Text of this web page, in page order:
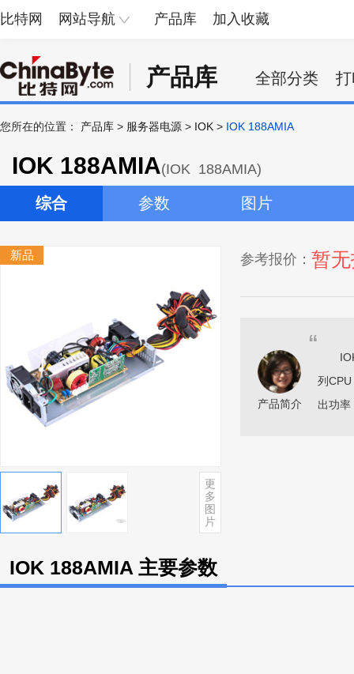
比特网 网站导航 产品库 加入收藏
产品库 全部分类
您所在的位置： 产品库 > 服务器电源 > IOK > IOK 188AMIA
IOK 188AMIA(IOK 188AMIA)
综合 参数 图片
新品
更
多
图
片
参考报价： 暂
产品简介
“
IOK
列
出功率
IOK 188AMIA 主要参数